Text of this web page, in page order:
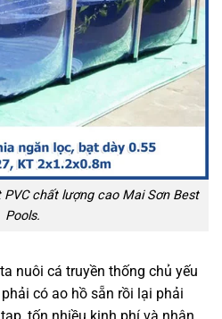
PVC chất lượng cao Mai Sơn Best
Pools.
nuôi cá truyền thống chủ yếu
có ao hồ sẵn rồi lại phải